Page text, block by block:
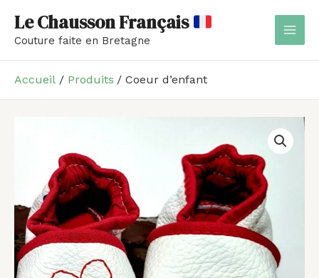
Le Chausson Français
Couture faite en Bretagne
Accueil Produits Coeur d’enfant
de
prix :
35,00 €
à
d’enfant